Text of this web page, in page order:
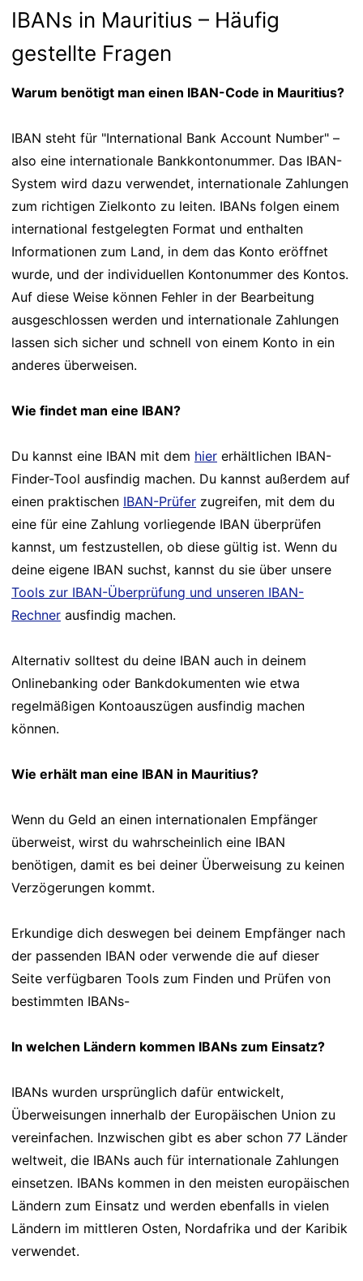
IBANs in Mauritius – Häufig
gestellte Fragen
Warum benötigt man einen IBAN-Code in Mauritius?
IBAN steht für "International Bank Account Number" –
also eine internationale Bankkontonummer. Das IBAN-
System wird dazu verwendet, internationale Zahlungen
zum richtigen Zielkonto zu leiten. IBANs folgen einem
international festgelegten Format und enthalten
Informationen zum Land, in dem das Konto eröffnet
wurde, und der individuellen Kontonummer des Kontos.
Auf diese Weise können Fehler in der Bearbeitung
ausgeschlossen werden und internationale Zahlungen
lassen sich sicher und schnell von einem Konto in ein
anderes überweisen.
Wie findet man eine IBAN?
Du kannst eine IBAN mit dem hier erhältlichen IBAN-
Finder-Tool ausfindig machen. Du kannst außerdem auf
einen praktischen IBAN-Prüfer zugreifen, mit dem du
eine für eine Zahlung vorliegende IBAN überprüfen
kannst, um festzustellen, ob diese gültig ist. Wenn du
deine eigene IBAN suchst, kannst du sie über unsere
Tools zur IBAN-Überprüfung und unseren IBAN-
Rechner ausfindig machen.
Alternativ solltest du deine IBAN auch in deinem
Onlinebanking oder Bankdokumenten wie etwa
regelmäßigen Kontoauszügen ausfindig machen
können.
Wie erhält man eine IBAN in Mauritius?
Wenn du Geld an einen internationalen Empfänger
überweist, wirst du wahrscheinlich eine IBAN
benötigen, damit es bei deiner Überweisung zu keinen
Verzögerungen kommt.
Erkundige dich deswegen bei deinem Empfänger nach
der passenden IBAN oder verwende die auf dieser
Seite verfügbaren Tools zum Finden und Prüfen von
bestimmten IBANs-
In welchen Ländern kommen IBANs zum Einsatz?
IBANs wurden ursprünglich dafür entwickelt,
Überweisungen innerhalb der Europäischen Union zu
vereinfachen. Inzwischen gibt es aber schon 77 Länder
weltweit, die IBANs auch für internationale Zahlungen
einsetzen. IBANs kommen in den meisten europäischen
Ländern zum Einsatz und werden ebenfalls in vielen
Ländern im mittleren Osten, Nordafrika und der Karibik
verwendet.